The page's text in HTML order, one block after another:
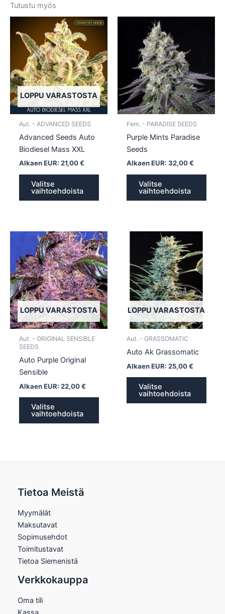
Tutustu myös
LOPPU VARASTOSTA
Aut. - ADVANCED SEEDS
Advanced Seeds Auto
Biodiesel Mass XXL
Alkaen EUR: 21,00€
Valitse
vaihtoehdoista
Tällä
useampi
muunnelma.
Voit
tehdä
valinnat
Fem. - PARADISE SEEDS
Purple Mints Paradise
Seeds
Alkaen EUR: 32,00€
Valitse
vaihtoehdoista
Voit
tehdä
LOPPU VARASTOSTA
Aut. - ORIGINAL SENSIBLE
SEEDS
Auto Purple Original
Sensible
Alkaen EUR: 22,00€
Valitse
vaihtoehdoista
Tällä
tuotteella
on
useampi
muunnelma.
Voit
tehdä
valinnat
LOPPU VARASTOSTA
Aut. - GRASSOMATIC
Auto Ak Grassomatic
Alkaen EUR: 25,00€
Valitse
vaihtoehdoista
Tietoa Meistä
Myymälät
Maksutavat
Sopimusehdot
Toimitustavat
Tietoa Siemenistä
Verkkokauppa
Oma tili